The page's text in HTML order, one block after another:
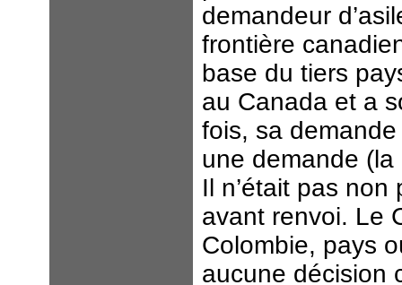
demandeur
frontière
base du tiers
au Canada et a
fois, sa
une demande (la
Il n’était pas non
avant renvoi. Le
Colombie, pays
aucune décision